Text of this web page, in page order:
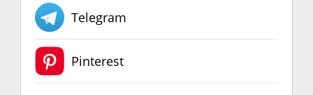
Telegram
Pinterest